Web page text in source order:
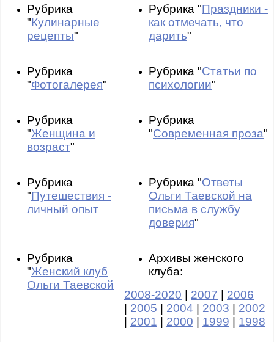
Рубрика
"Кулинарные
рецепты"
Рубрика "Праздники -
как отмечать, что
дарить"
Рубрика
"Фотогалерея"
Рубрика "Статьи по
психологии"
Рубрика
"Женщина и
возраст"
Рубрика
"Современная проза"
Рубрика
"Путешествия -
личный опыт
Рубрика "Ответы
Ольги Таевской на
письма в службу
доверия"
Рубрика
"Женский клуб
Ольги Таевской
Архивы женского
клуба:
2008-2020
2007
2006
2005 2004 2003
2002
2001 2000 1999 1998